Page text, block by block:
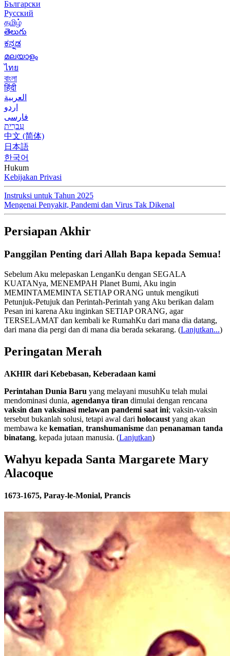
Български
Русский
தமிழ்
తెలుగు
ಕನ್ನಡ
മലയാളം
ไทย
বাংলা
हिंदी
العربية
اردو
فارسی
עִברִית
中文 (简体)
日本語
한국어
Hukum
Kebijakan Privasi
Instruksi untuk Tahun 2025
Mengenai Penyakit, Pandemi dan Virus Tak Dikenal
Persiapan Akhir
Panggilan Penting dari Allah Bapa kepada Semua!
Sebelum Aku melepaskan LenganKu dengan SEGALA
KUATANya, MENEMPAH Planet Bumi, Aku ingin
MEMINTAMEMINTA SETIAP ORANG untuk mengikuti
Petunjuk-Petujuk dan Perintah-Perintah yang Aku berikan dalam
Pesan ini karena Aku inginkan SETIAP ORANG, agar
TERSELAMAT dan kembali ke RumahKu dari mana dia datang,
dari mana dia pergi dan di mana dia berada sekarang. (Lanjutkan...)
Peringatan Merah
AKHIR dari Kebebasan, Keberadaan kami
Perintahan Dunia Baru yang melayani musuhKu telah mulai
mendominasi dunia, agendanya tiran dimulai dengan rencana
vaksin dan vaksinasi melawan pandemi saat ini; vaksin-vaksin
tersebut bukanlah solusi, tetapi awal dari holocaust yang akan
membawa ke kematian, transhumanisme dan penanaman tanda
binatang, kepada jutaan manusia. (Lanjutkan)
Wahyu kepada Santa Margarete Mary
Alacoque
1673-1675, Paray-le-Monial, Prancis